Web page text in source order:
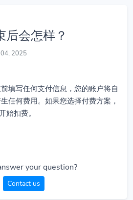
后会怎样？
2025
填写任何支付信息，您的账户将自
任何费用。如果您选择付费方案，
始扣费。
your question?
Contact us